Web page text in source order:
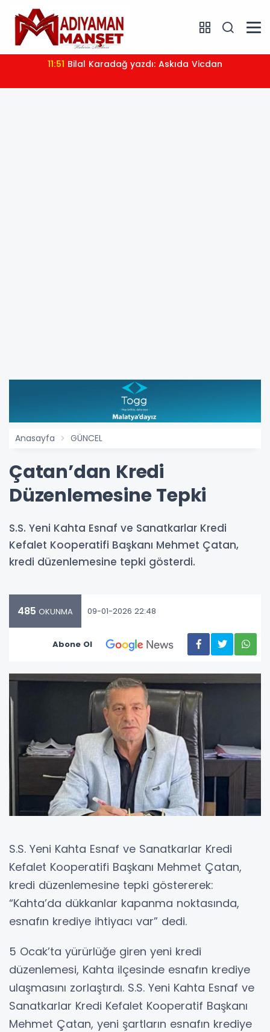
11:51 Bilal Karadağ yazdı: Askıda Vicdan
Anasayfa GÜNCEL
Çatan’dan Kredi
Düzenlemesine Tepki
S.S. Yeni Kahta Esnaf ve Sanatkarlar Kredi
Kefalet Kooperatifi Başkanı Mehmet Çatan,
kredi düzenlemesine tepki gösterdi.
485 OKUNMA 09-01-2026 22:48
Abone Ol
S.S. Yeni Kahta Esnaf ve Sanatkarlar Kredi
Kefalet Kooperatifi Başkanı Mehmet Çatan,
kredi düzenlemesine tepki göstererek:
“Kahta’da dükkanlar kapanma noktasında,
esnafın krediye ihtiyacı var” dedi.
5 Ocak’ta yürürlüğe giren yeni kredi
düzenlemesi, Kahta ilçesinde esnafın krediye
ulaşmasını zorlaştırdı. S.S. Yeni Kahta Esnaf ve
Sanatkarlar Kredi Kefalet Kooperatif Başkanı
Mehmet Çatan, yeni şartların esnafın krediye